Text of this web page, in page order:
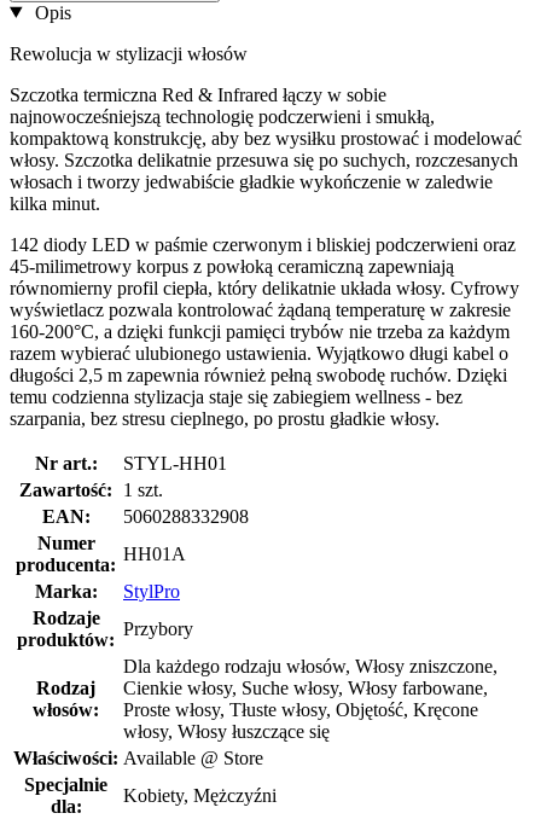
Opis
Rewolucja w stylizacji włosów
Szczotka termiczna Red & Infrared łączy w sobie
najnowocześniejszą technologię podczerwieni i smukłą,
kompaktową konstrukcję, aby bez wysiłku prostować i modelować
włosy. Szczotka delikatnie przesuwa się po suchych, rozczesanych
włosach i tworzy jedwabiście gładkie wykończenie w zaledwie
kilka minut.
142 diody LED w paśmie czerwonym i bliskiej podczerwieni oraz
45-milimetrowy korpus z powłoką ceramiczną zapewniają
równomierny profil ciepła, który delikatnie układa włosy. Cyfrowy
wyświetlacz pozwala kontrolować żądaną temperaturę w zakresie
160-200°C, a dzięki funkcji pamięci trybów nie trzeba za każdym
razem wybierać ulubionego ustawienia. Wyjątkowo długi kabel o
długości 2,5 m zapewnia również pełną swobodę ruchów. Dzięki
temu codzienna stylizacja staje się zabiegiem wellness - bez
szarpania, bez stresu cieplnego, po prostu gładkie włosy.
Nr art.:
STYL-HH01
Zawartość:
1 szt.
EAN:
5060288332908
Numer
producenta:
HH01A
Marka:
StylPro
Rodzaje
produktów:
Przybory
Rodzaj
włosów:
Dla każdego rodzaju włosów, Włosy zniszczone,
Cienkie włosy, Suche włosy, Włosy farbowane,
Proste włosy, Tłuste włosy, Objętość, Kręcone
włosy, Włosy łuszczące się
Właściwości: Available @ Store
Specjalnie
dla:
Kobiety, Mężczyźni